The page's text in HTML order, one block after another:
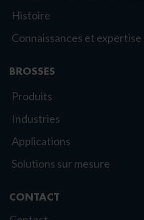
Histoire
Connaissances et expertise
BROSSES
Produits
Industries
Applications
Solutions sur mesure
CONTACT